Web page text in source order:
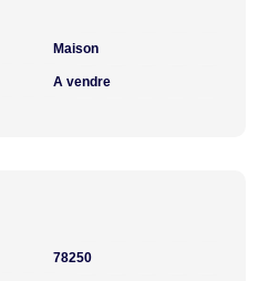
Maison
A vendre
78250